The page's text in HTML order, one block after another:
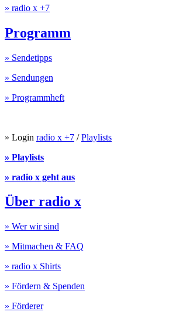
» radio x +7
Programm
» Sendetipps
» Sendungen
» Programmheft
» Login radio x +7 /Playlists
» Playlists
» radio x geht aus
Über radio x
» Wer wir sind
» Mitmachen & FAQ
» radio x Shirts
» Fördern & Spenden
» Förderer